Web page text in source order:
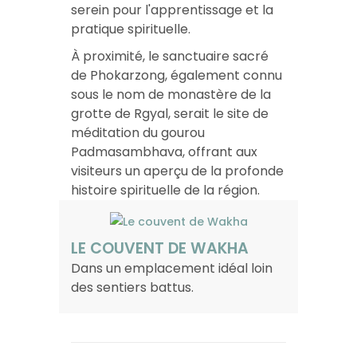
serein pour l'apprentissage et la
pratique spirituelle.
À proximité, le sanctuaire sacré
de Phokarzong, également connu
sous le nom de monastère de la
grotte de Rgyal, serait le site de
méditation du gourou
Padmasambhava, offrant aux
visiteurs un aperçu de la profonde
histoire spirituelle de la région. ​
LE COUVENT DE WAKHA
Dans un emplacement idéal loin
des sentiers battus.